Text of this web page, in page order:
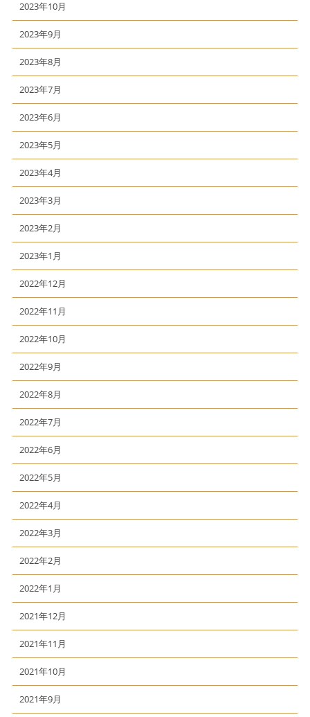
2023年10月
2023年9月
2023年8月
2023年7月
2023年6月
2023年5月
2023年4月
2023年3月
2023年2月
2023年1月
2022年12月
2022年11月
2022年10月
2022年9月
2022年8月
2022年7月
2022年6月
2022年5月
2022年4月
2022年3月
2022年2月
2022年1月
2021年12月
2021年11月
2021年10月
2021年9月